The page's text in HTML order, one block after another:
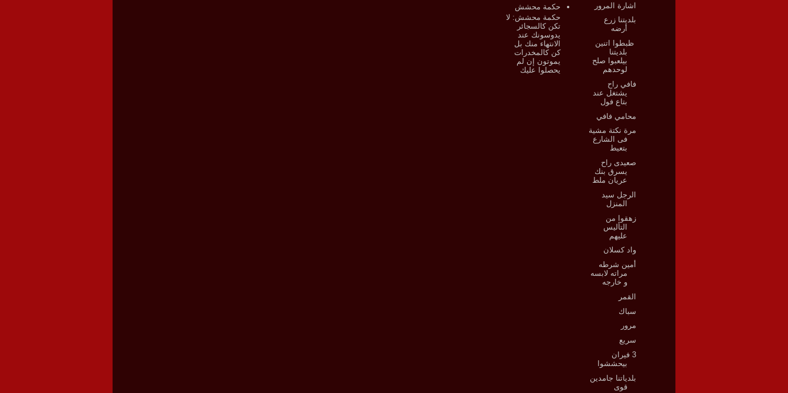
اشارة المرور
بلديتنا زرع
أرضه
ظبطوا اتنين
بلديتنا
بيلعبوا صلح
لوحدهم
فافي راح
يشتغل عند
بتاع فول
محامي فافي
مرة نكتة مشية
فى الشارع
بتعيط
صعيدى راح
يسرق بنك
عريان ملط
الرجل سيد
المنزل
زهقوا من
التأليس
عليهم
واد كسلان
أمين شرطه
مراته لابسه
و خارجه
القمر
سباك
مرور
سريع
3 فيران
بيحششوا
بلدياتنا جامدين
قوى
حكمة محشش
حكمة محشش: لا
تكن كالسجائر
يدوسونك عند
الانتهاء منك بل
كن كالمخدرات
يموتون إن لم
يحصلوا عليك